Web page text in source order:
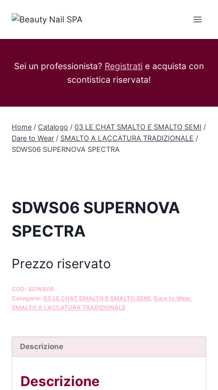
Sei un professionista? Registrati e acquista con
scontistica riservata!
Home / Catalogo / 03 LE CHAT SMALTO E SMALTO SEMI /
Dare to Wear / SMALTO A LACCATURA TRADIZIONALE /
SDWS06 SUPERNOVA SPECTRA
SDWS06 SUPERNOVA
SPECTRA
Prezzo riservato
COD: SDWS06
Categorie: 03 LE CHAT SMALTO E SMALTO SEMI Dare to Wear,
SMALTO A LACCATURA TRADIZIONALE
Descrizione
Descrizione